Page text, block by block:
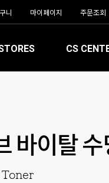
니 마이페이지 주문조회
CS
바이탈 수